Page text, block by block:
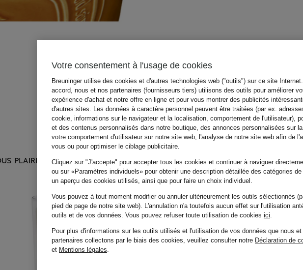
PLAIRE
Votre consentement à l'usage de cookies
Breuninger utilise des cookies et d'autres technologies web ("outils") sur ce site
accord, nous et nos partenaires (fournisseurs tiers) utilisons des outils pour améliorer
expérience d'achat et notre offre en ligne et pour vous montrer des publicités
d'autres sites. Les données à caractère personnel peuvent être traitées (par ex.
cookie, informations sur le navigateur et la localisation, comportement de l'utilisateur),
et des contenus personnalisés dans notre boutique, des annonces personnalisées sur
votre comportement d'utilisateur sur notre site web, l'analyse de notre site web afin de
vous ou pour optimiser le ciblage publicitaire.
Cliquez sur "J'accepte" pour accepter tous les cookies et continuer à naviguer
ou sur «Paramètres individuels» pour obtenir une description détaillée des catégories
un aperçu des cookies utilisés, ainsi que pour faire un choix individuel.
Vous pouvez à tout moment modifier ou annuler ultérieurement les outils sélectionnés
pied de page de notre site web). L'annulation n'a toutefois aucun effet sur l'utilisation
outils et de vos données. Vous pouvez refuser toute utilisation de cookies ici.
Pour plus d'informations sur les outils utilisés et l'utilisation de vos données que nous et
partenaires collectons par le biais des cookies, veuillez consulter notre Déclaration de
et Mentions légales.